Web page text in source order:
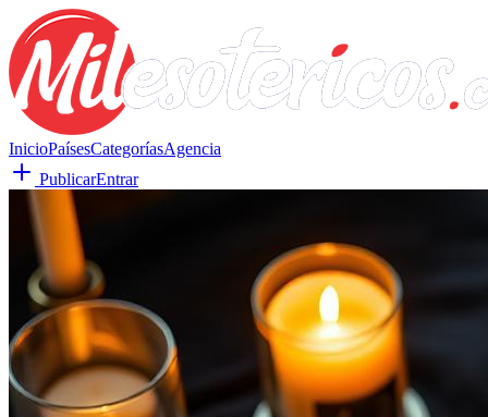
InicioPaísesCategoríasAgencia
PublicarEntrar